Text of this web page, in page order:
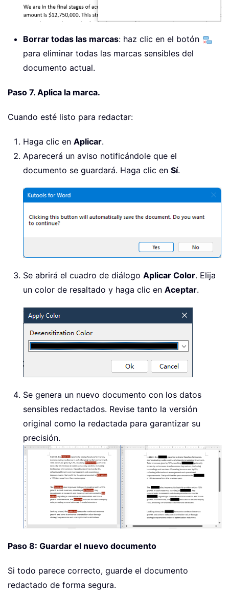
Borrar todas las marcas: haz clic en el botón
para eliminar todas las marcas sensibles del
documento actual.
Paso 7. Aplica la marca.
Cuando esté listo para redactar:
Haga clic en Aplicar.
Aparecerá un aviso notificándole que el
documento se guardará. Haga clic en Sí.
Se abrirá el cuadro de diálogo Aplicar Color. Elija
un color de resaltado y haga clic en Aceptar.
Se genera un nuevo documento con los datos
sensibles redactados. Revise tanto la versión
original como la redactada para garantizar su
precisión.
Paso 8: Guardar el nuevo documento
Si todo parece correcto, guarde el documento
redactado de forma segura.